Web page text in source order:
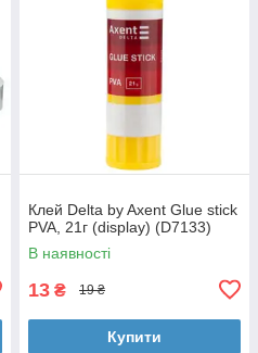
Клей Delta by Axent Glue stick
PVA, 21г (display) (D7133)
В наявності
13 ₴ 19 ₴
Купити